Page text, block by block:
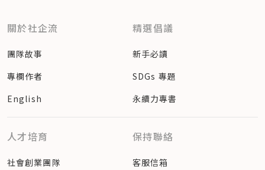
關於社企流
團隊故事
專欄作者
English
精選倡議
新手必讀
SDGs 專題
永續力專書
人才培育
社會創業團隊
保持聯絡
客服信箱